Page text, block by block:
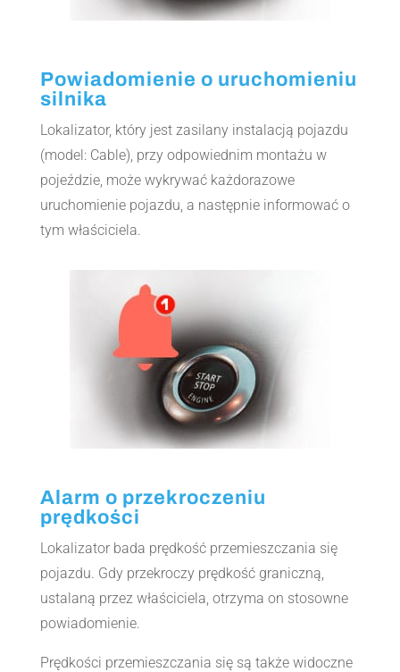
Powiadomienie o uruchomieniu
silnika
Lokalizator, który jest zasilany instalacją pojazdu
(model: Cable), przy odpowiednim montażu w
pojeździe, może wykrywać każdorazowe
uruchomienie pojazdu, a następnie informować o
tym właściciela.
Alarm o przekroczeniu
prędkości
Lokalizator bada prędkość przemieszczania się
pojazdu. Gdy przekroczy prędkość graniczną,
ustalaną przez właściciela, otrzyma on stosowne
powiadomienie.
Prędkości przemieszczania się są także widoczne